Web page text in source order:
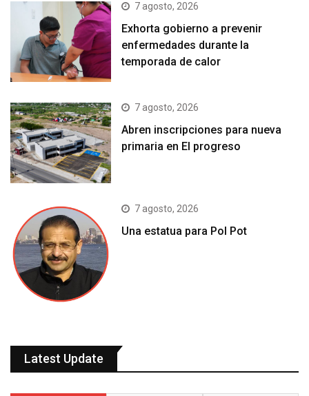
7 agosto, 2026
Exhorta gobierno a prevenir
enfermedades durante la
temporada de calor
7 agosto, 2026
Abren inscripciones para nueva
primaria en El progreso
7 agosto, 2026
Una estatua para Pol Pot
Latest Update